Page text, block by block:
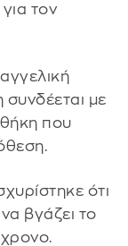
τον
με
που
ότι
βγάζει το